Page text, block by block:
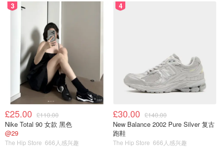
3
£25.00 £110.00
Nike Total 90 女款 黑色
@29
The Hip Store 666人感兴趣
4
£30.00 £140.00
New Balance 2002 Pure Silver 复古
跑鞋
The Hip Store 666人感兴趣